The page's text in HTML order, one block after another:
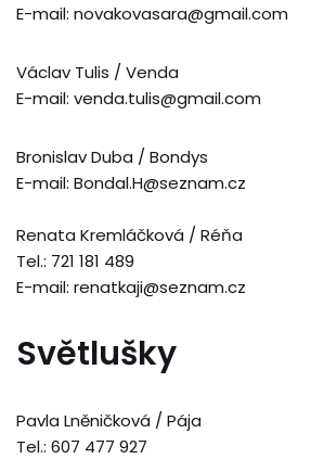
E-mail: novakovasara@gmail.com
Václav Tulis / Venda
E-mail: venda.tulis@gmail.com
Bronislav Duba / Bondys
E-mail: Bondal.H@seznam.cz
Renata Kremláčková / Réňa
Tel.: 721 181 489
E-mail: renatkaji@seznam.cz
Světlušky
Pavla Lněničková / Pája
Tel.: 607 477 927